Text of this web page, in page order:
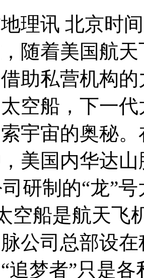
理讯 北京时
随着美国航
助私营机构
空船，下一
宇宙的奥秘
美国内华达
司研制的“龙”
空船是航天
公司总部设
追梦者”只是